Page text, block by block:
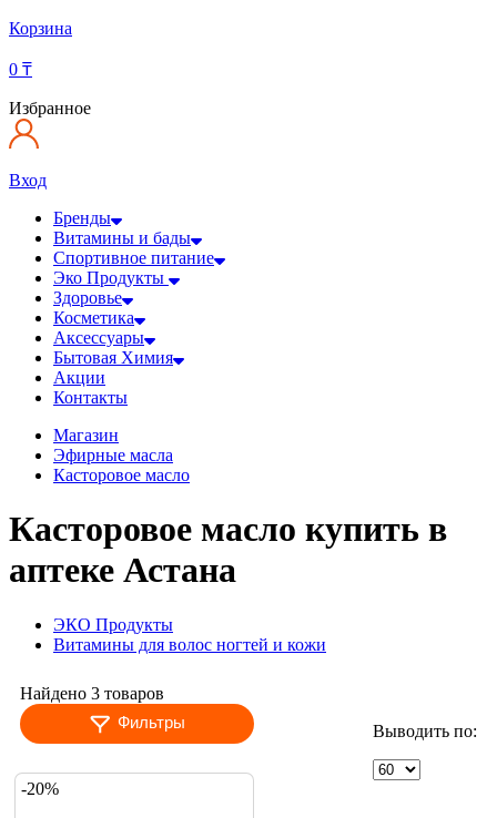
Корзина
0 ₸
Избранное
Вход
Бренды
Витамины и бады
Спортивное питание
Эко Продукты
Здоровье
Косметика
Аксессуары
Бытовая Химия
Акции
Контакты
Магазин
Эфирные масла
Касторовое масло
Касторовое масло купить в
аптеке Астана
ЭКО Продукты
Витамины для волос ногтей и кожи
Найдено 3 товаров
Фильтры
Выводить по:
-20%